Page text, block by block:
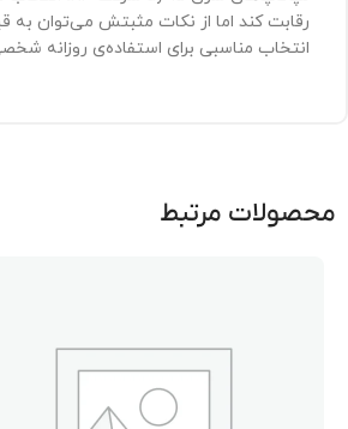
انتخاب مناسبی برای استفاده‌ی روزانه
محصولات مرتبط